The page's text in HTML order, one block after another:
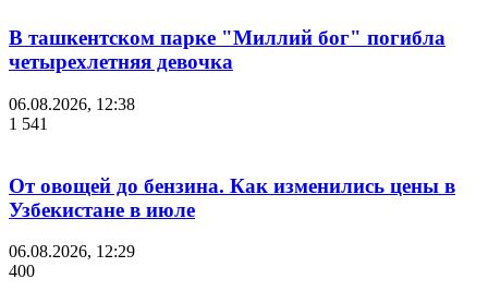
В ташкентском парке "Миллий бог" погибла
четырехлетняя девочка
06.08.2026, 12:38
1 541
От овощей до бензина. Как изменились цены в
Узбекистане в июле
06.08.2026, 12:29
400